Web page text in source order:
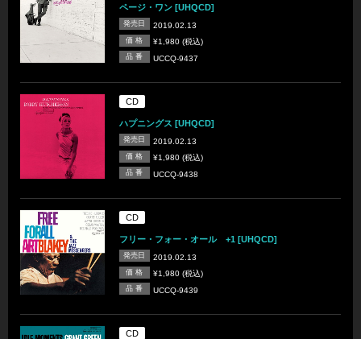
ページ・ワン [UHQCD]
発売日 2019.02.13
価 格 ¥1,980 (税込)
品 番 UCCQ-9437
CD
ハプニングス [UHQCD]
発売日 2019.02.13
価 格 ¥1,980 (税込)
品 番 UCCQ-9438
CD
フリー・フォー・オール +1 [UHQCD]
発売日 2019.02.13
価 格 ¥1,980 (税込)
品 番 UCCQ-9439
CD